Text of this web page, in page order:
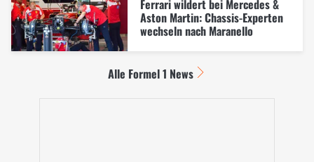
Ferrari wildert bei Mercedes &
Aston Martin: Chassis-Experten
wechseln nach Maranello
Alle Formel 1 News